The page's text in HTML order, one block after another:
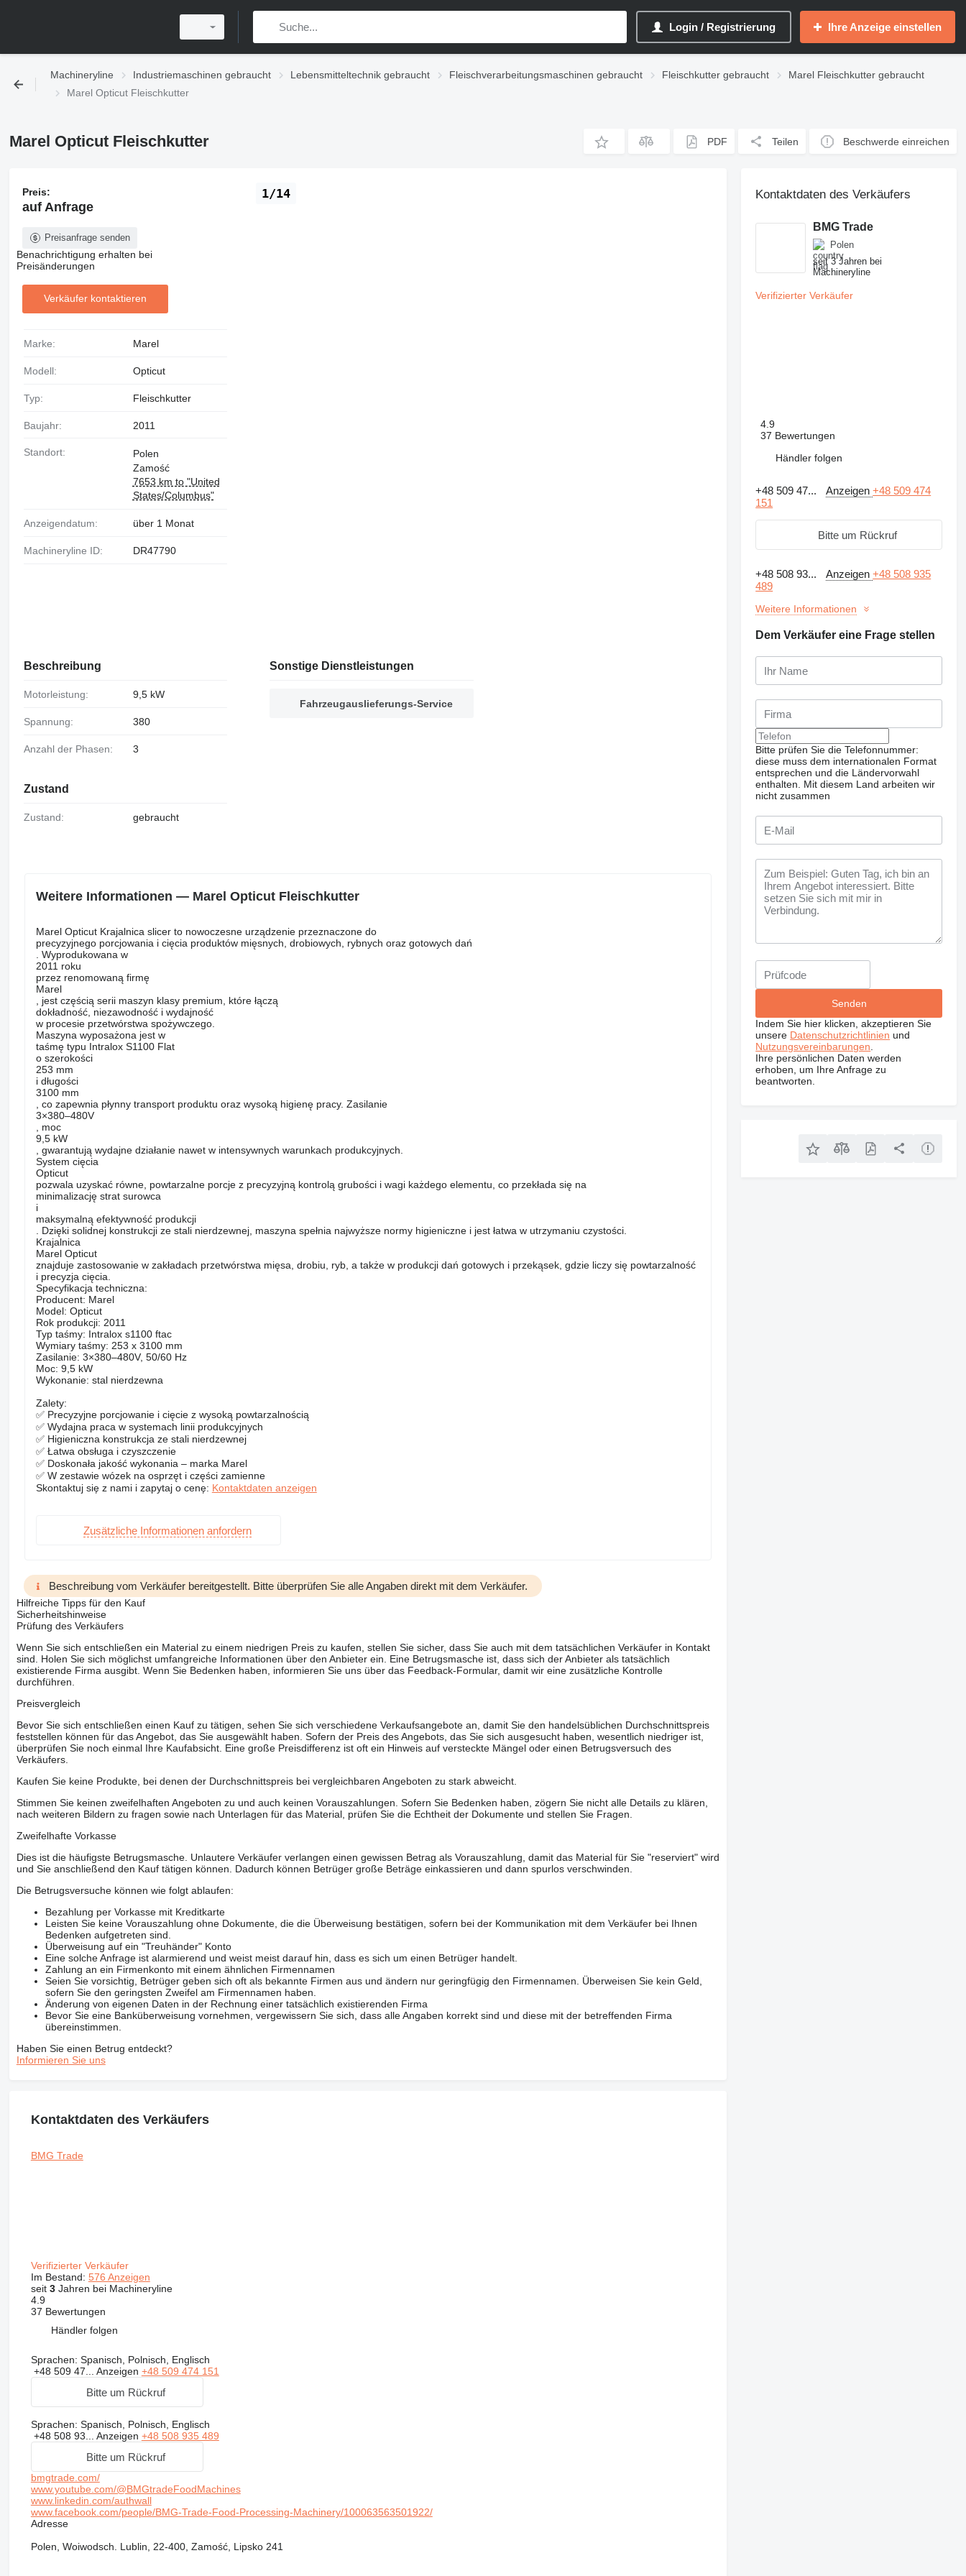
Login / Registrierung Ihre Anzeige einstellen
Machineryline Industriemaschinen gebraucht Lebensmitteltechnik gebraucht Fleischverarbeitungsmaschinen gebraucht Fleischkutter gebraucht
Marel Fleischkutter gebraucht
Marel Opticut Fleischkutter
Marel Opticut Fleischkutter PDF Teilen Beschwerde einreichen
1/14
Preis:
auf Anfrage
Preisanfrage senden
Benachrichtigung erhalten bei
Preisänderungen
Verkäufer kontaktieren
Marke: Marel
Modell: Opticut
Typ: Fleischkutter
Baujahr: 2011
Standort:
Polen
Zamość
7653 km to "United
States/Columbus"
Anzeigendatum: über 1 Monat
Machineryline ID: DR47790
Beschreibung
Motorleistung: 9,5 kW
Spannung: 380
Anzahl der Phasen: 3
Zustand
Zustand: gebraucht
Sonstige Dienstleistungen
Fahrzeugauslieferungs-Service
Weitere Informationen — Marel Opticut Fleischkutter
Marel Opticut Krajalnica slicer to nowoczesne urządzenie przeznaczone do
precyzyjnego porcjowania i cięcia produktów mięsnych, drobiowych, rybnych oraz gotowych dań
. Wyprodukowana w
2011 roku
przez renomowaną firmę
Marel
, jest częścią serii maszyn klasy premium, które łączą
dokładność, niezawodność i wydajność
w procesie przetwórstwa spożywczego.
Maszyna wyposażona jest w
taśmę typu Intralox S1100 Flat
o szerokości
253 mm
i długości
3100 mm
, co zapewnia płynny transport produktu oraz wysoką higienę pracy. Zasilanie
3×380–480V
, moc
9,5 kW
, gwarantują wydajne działanie nawet w intensywnych warunkach produkcyjnych.
System cięcia
Opticut
pozwala uzyskać równe, powtarzalne porcje z precyzyjną kontrolą grubości i wagi każdego elementu, co przekłada się na
minimalizację strat surowca
i
maksymalną efektywność produkcji
. Dzięki solidnej konstrukcji ze stali nierdzewnej, maszyna spełnia najwyższe normy higieniczne i jest łatwa w utrzymaniu czystości.
Krajalnica
Marel Opticut
znajduje zastosowanie w zakładach przetwórstwa mięsa, drobiu, ryb, a także w produkcji dań gotowych i przekąsek, gdzie liczy się powtarzalność
i precyzja cięcia.
Specyfikacja techniczna:
Producent: Marel
Model: Opticut
Rok produkcji: 2011
Typ taśmy: Intralox s1100 ftac
Wymiary taśmy: 253 x 3100 mm
Zasilanie: 3×380–480V, 50/60 Hz
Moc: 9,5 kW
Wykonanie: stal nierdzewna
Zalety:
✅ Precyzyjne porcjowanie i cięcie z wysoką powtarzalnością
✅ Wydajna praca w systemach linii produkcyjnych
✅ Higieniczna konstrukcja ze stali nierdzewnej
✅ Łatwa obsługa i czyszczenie
✅ Doskonała jakość wykonania – marka Marel
✅ W zestawie wózek na osprzęt i części zamienne
Skontaktuj się z nami i zapytaj o cenę: Kontaktdaten anzeigen
Zusätzliche Informationen anfordern
Beschreibung vom Verkäufer bereitgestellt. Bitte überprüfen Sie alle Angaben direkt mit dem Verkäufer.
Hilfreiche Tipps für den Kauf
Sicherheitshinweise
Prüfung des Verkäufers
Wenn Sie sich entschließen ein Material zu einem niedrigen Preis zu kaufen, stellen Sie sicher, dass Sie auch mit dem tatsächlichen Verkäufer in Kontakt
sind. Holen Sie sich möglichst umfangreiche Informationen über den Anbieter ein. Eine Betrugsmasche ist, dass sich der Anbieter als tatsächlich
existierende Firma ausgibt. Wenn Sie Bedenken haben, informieren Sie uns über das Feedback-Formular, damit wir eine zusätzliche Kontrolle
durchführen.
Preisvergleich
Bevor Sie sich entschließen einen Kauf zu tätigen, sehen Sie sich verschiedene Verkaufsangebote an, damit Sie den handelsüblichen Durchschnittspreis
feststellen können für das Angebot, das Sie ausgewählt haben. Sofern der Preis des Angebots, das Sie sich ausgesucht haben, wesentlich niedriger ist,
überprüfen Sie noch einmal Ihre Kaufabsicht. Eine große Preisdifferenz ist oft ein Hinweis auf versteckte Mängel oder einen Betrugsversuch des
Verkäufers.
Kaufen Sie keine Produkte, bei denen der Durchschnittspreis bei vergleichbaren Angeboten zu stark abweicht.
Stimmen Sie keinen zweifelhaften Angeboten zu und auch keinen Vorauszahlungen. Sofern Sie Bedenken haben, zögern Sie nicht alle Details zu klären,
nach weiteren Bildern zu fragen sowie nach Unterlagen für das Material, prüfen Sie die Echtheit der Dokumente und stellen Sie Fragen.
Zweifelhafte Vorkasse
Dies ist die häufigste Betrugsmasche. Unlautere Verkäufer verlangen einen gewissen Betrag als Vorauszahlung, damit das Material für Sie "reserviert" wird
und Sie anschließend den Kauf tätigen können. Dadurch können Betrüger große Beträge einkassieren und dann spurlos verschwinden.
Die Betrugsversuche können wie folgt ablaufen:
Bezahlung per Vorkasse mit Kreditkarte
Leisten Sie keine Vorauszahlung ohne Dokumente, die die Überweisung bestätigen, sofern bei der Kommunikation mit dem Verkäufer bei Ihnen
Bedenken aufgetreten sind.
Überweisung auf ein "Treuhänder" Konto
Eine solche Anfrage ist alarmierend und weist meist darauf hin, dass es sich um einen Betrüger handelt.
Zahlung an ein Firmenkonto mit einem ähnlichen Firmennamen
Seien Sie vorsichtig, Betrüger geben sich oft als bekannte Firmen aus und ändern nur geringfügig den Firmennamen. Überweisen Sie kein Geld,
sofern Sie den geringsten Zweifel am Firmennamen haben.
Änderung von eigenen Daten in der Rechnung einer tatsächlich existierenden Firma
Bevor Sie eine Banküberweisung vornehmen, vergewissern Sie sich, dass alle Angaben korrekt sind und diese mit der betreffenden Firma
übereinstimmen.
Haben Sie einen Betrug entdeckt?
Informieren Sie uns
Kontaktdaten des Verkäufers
BMG Trade
Verifizierter Verkäufer
Im Bestand: 576 Anzeigen
seit 3Jahren bei Machineryline
4.9
37 Bewertungen
Händler folgen
Sprachen: Spanisch, Polnisch, Englisch
+48 509 47... Anzeigen +48 509 474 151
Bitte um Rückruf
Sprachen: Spanisch, Polnisch, Englisch
+48 508 93... Anzeigen +48 508 935 489
Bitte um Rückruf
bmgtrade.com/
www.youtube.com/@BMGtradeFoodMachines
www.linkedin.com/authwall
www.facebook.com/people/BMG-Trade-Food-Processing-Machinery/100063563501922/
Adresse
Polen, Woiwodsch. Lublin, 22-400, Zamość, Lipsko 241
Kontaktdaten des Verkäufers
BMG Trade
Polen
seit 3 Jahren bei
Machineryline
Verifizierter Verkäufer
4.9
37 Bewertungen
Händler folgen
+48 509 47... Anzeigen+48 509 474
151
Bitte um Rückruf
+48 508 93... Anzeigen+48 508 935
489
Weitere Informationen
Dem Verkäufer eine Frage stellen
Bitte prüfen Sie die Telefonnummer:
diese muss dem internationalen Format
entsprechen und die Ländervorwahl
enthalten.
Mit diesem Land arbeiten wir
nicht zusammen
Indem Sie hier klicken, akzeptieren Sie
unsere Datenschutzrichtlinien und
Nutzungsvereinbarungen
Ihre persönlichen Daten werden
erhoben, um Ihre Anfrage zu
beantworten.